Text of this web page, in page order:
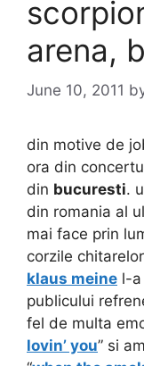
arena,
June 10, 2011
din motive de
ora din
din bucuresti.
din romania al
mai face prin
corzile
klaus meine l-a
publicului
fel de multa
lovin’ you” si